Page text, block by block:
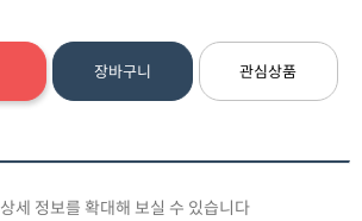
장바구니 관심상품
상세 정보를 확대해 보실 수 있습니다